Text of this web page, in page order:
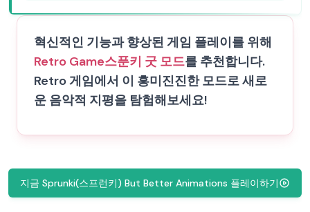
혁신적인 기능과 향상된 게임 플레이를 위해
Retro Game스푼키 굿 모드를 추천합니다.
Retro 게임에서 이 흥미진진한 모드로 새로
운 음악적 지평을 탐험해보세요!
지금 Sprunki(스프런키) But Better Animations 플레이하기